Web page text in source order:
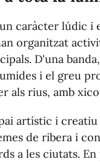
caràcter lúdic i
organitzat
D'una
i el greu
als rius, amb
artístic i
de ribera i
a les ciutats.